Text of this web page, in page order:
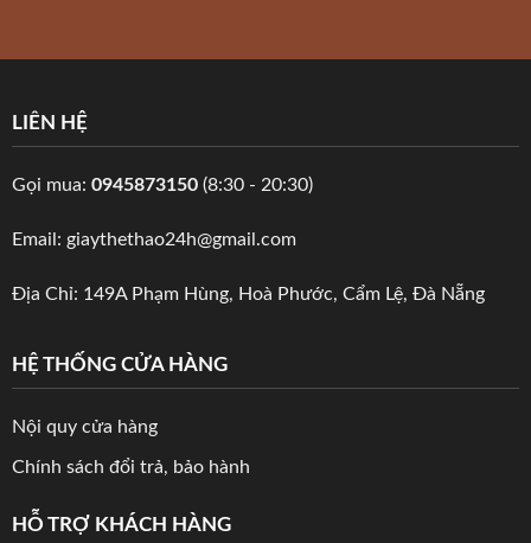
LIÊN HỆ
Gọi mua: 0945873150(8:30 - 20:30)
Email: giaythethao24h@gmail.com
Địa Chỉ: 149A Phạm Hùng, Hoà Phước, Cẩm Lệ, Đà Nẵng
HỆ THỐNG CỬA HÀNG
Nội quy cửa hàng
Chính sách đổi trả, bảo hành
HỖ TRỢ KHÁCH HÀNG